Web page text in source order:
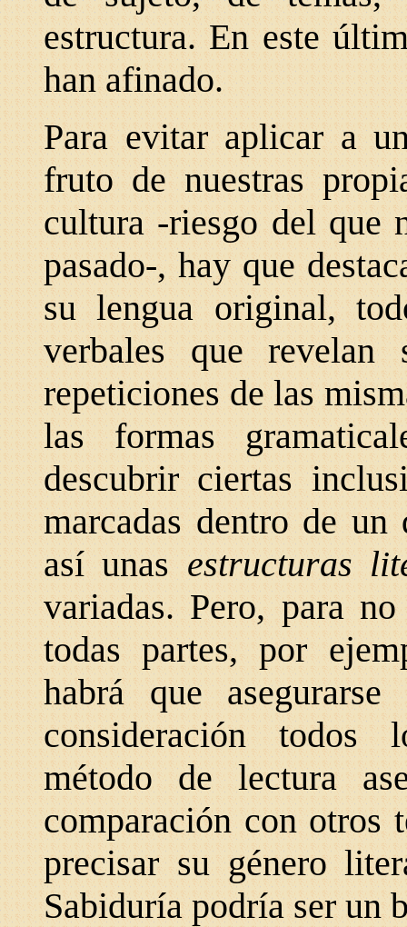
estructura. En este
han afinado.
Para evitar aplicar a
fruto de nuestras
cultura -riesgo del que
pasado-, hay que
su lengua original,
verbales que revelan
repeticiones de las
las formas
descubrir ciertas
marcadas dentro de un
así unasestructuras
variadas. Pero, para
todas partes, por
habrá que
consideración todos
método de lectura
comparación con otros
precisar su género
Sabiduría podría ser un